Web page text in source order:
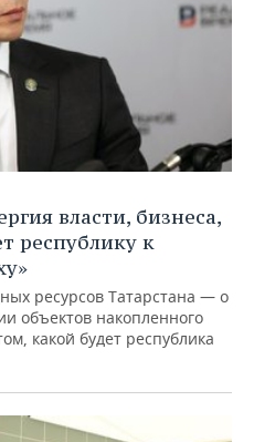
власти, бизнеса,
республику к
ресурсов Татарстана — о
объектов накопленного
какой будет республика